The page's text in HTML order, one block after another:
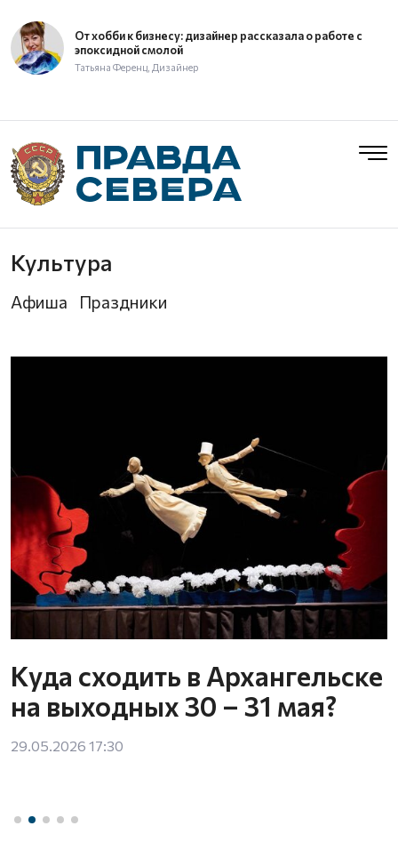
От хобби к бизнесу: дизайнер рассказала о работе с
эпоксидной смолой
Татьяна Ференц, Дизайнер
Культура
Афиша Праздники
Куда сходить в Архангельске
на выходных 30 – 31 мая?
29.05.2026 17:30